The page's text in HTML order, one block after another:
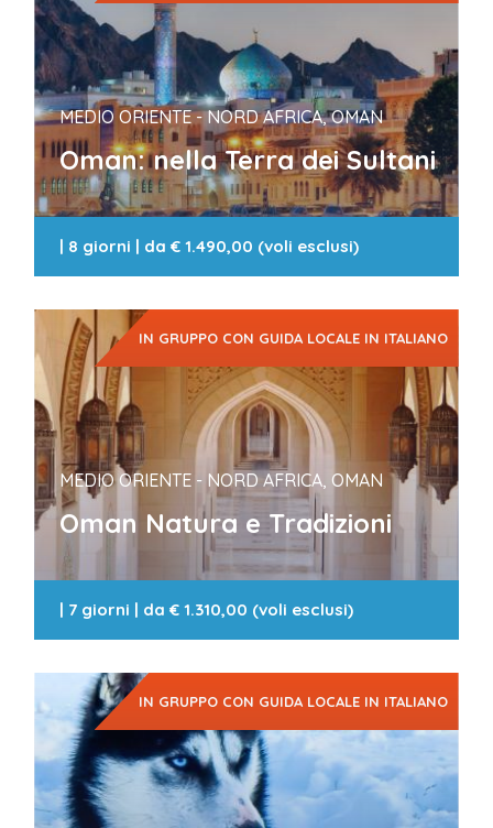
MEDIO ORIENTE - NORD AFRICA, OMAN
Oman: nella Terra dei Sultani
| 8 giorni | da€ 1.490,00 (voli esclusi)
IN GRUPPO CON GUIDA LOCALE IN ITALIANO
MEDIO ORIENTE - NORD AFRICA, OMAN
Oman Natura e Tradizioni
| 7 giorni | da€ 1.310,00 (voli esclusi)
IN GRUPPO CON GUIDA LOCALE IN ITALIANO